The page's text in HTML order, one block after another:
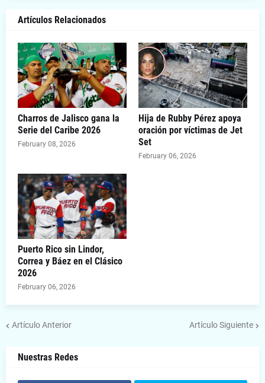
Artículos Relacionados
Charros de Jalisco gana la
Serie del Caribe 2026
February 08, 2026
Hija de Rubby Pérez apoya
oración por víctimas de Jet
Set
February 06, 2026
Puerto Rico sin Lindor,
Correa y Báez en el Clásico
2026
February 06, 2026
Artículo Anterior Artículo Siguiente
Nuestras Redes